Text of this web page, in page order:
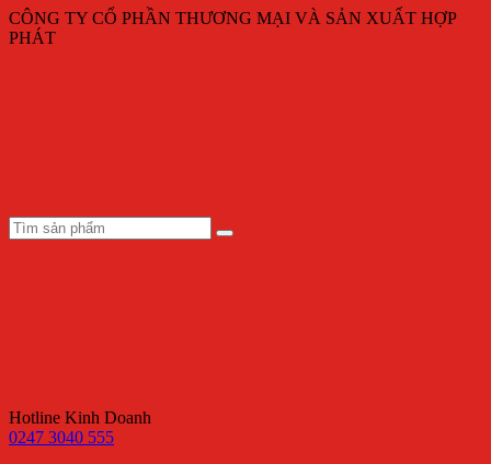
CÔNG TY CỔ PHẦN THƯƠNG MẠI VÀ SẢN XUẤT HỢP
PHÁT
Hotline Kinh Doanh
0247 3040 555